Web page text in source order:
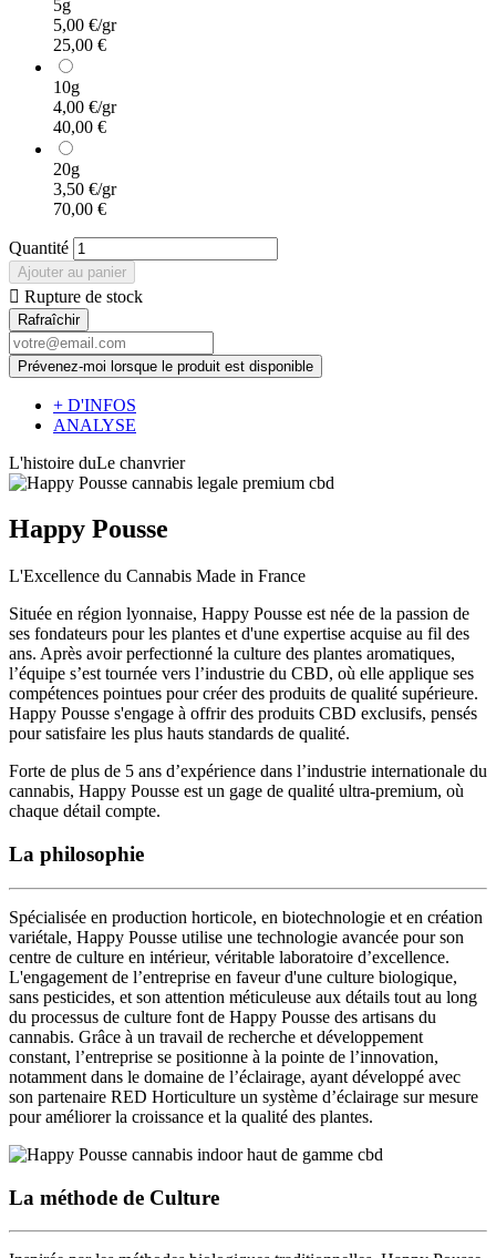
5g
5,00 €/gr
25,00 €
10g
4,00 €/gr
40,00 €
20g
3,50 €/gr
70,00 €
Quantité
Ajouter au panier
 Rupture de stock
Prévenez-moi lorsque le produit est disponible
+ D'INFOS
ANALYSE
L'histoire duLe chanvrier
Happy Pousse
L'Excellence du Cannabis Made in France
Située en région lyonnaise, Happy Pousse est née de la passion de
ses fondateurs pour les plantes et d'une expertise acquise au fil des
ans. Après avoir perfectionné la culture des plantes aromatiques,
l’équipe s’est tournée vers l’industrie du CBD, où elle applique ses
compétences pointues pour créer des produits de qualité supérieure.
Happy Pousse s'engage à offrir des produits CBD exclusifs, pensés
pour satisfaire les plus hauts standards de qualité.
Forte de plus de 5 ans d’expérience dans l’industrie internationale du
cannabis, Happy Pousse est un gage de qualité ultra-premium, où
chaque détail compte.
La philosophie
Spécialisée en production horticole, en biotechnologie et en création
variétale, Happy Pousse utilise une technologie avancée pour son
centre de culture en intérieur, véritable laboratoire d’excellence.
L'engagement de l’entreprise en faveur d'une culture biologique,
sans pesticides, et son attention méticuleuse aux détails tout au long
du processus de culture font de Happy Pousse des artisans du
cannabis. Grâce à un travail de recherche et développement
constant, l’entreprise se positionne à la pointe de l’innovation,
notamment dans le domaine de l’éclairage, ayant développé avec
son partenaire RED Horticulture un système d’éclairage sur mesure
pour améliorer la croissance et la qualité des plantes.
La méthode de Culture